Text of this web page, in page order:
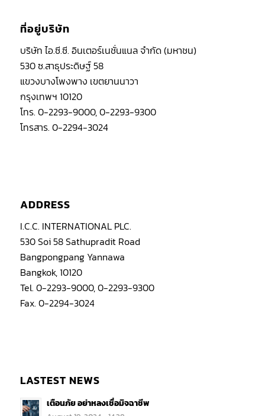
ที่อยู่บริษัท
บริษัท ไอ.ซี.ซี. อินเตอร์เนชั่นแนล จำกัด (มหาชน)
530 ซ.สาธุประดิษฐ์ 58
แขวงบางโพงพาง เขตยานนาวา
กรุงเทพฯ 10120
โทร. 0-2293-9000, 0-2293-9300
โทรสาร. 0-2294-3024
ADDRESS
I.C.C. INTERNATIONAL PLC.
530 Soi 58 Sathupradit Road
Bangpongpang Yannawa
Bangkok, 10120
Tel. 0-2293-9000, 0-2293-9300
Fax. 0-2294-3024
LASTEST NEWS
เตือนภัย อย่าหลงเชื่อมิจฉาชีพ